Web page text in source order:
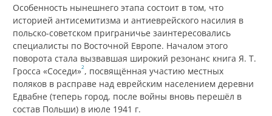
Особенность нынешнего этапа состоит в том, что
историей антисемитизма и антиеврейского насилия в
польско-советском приграничье заинтересовались
специалисты по Восточной Европе. Началом этого
поворота стала вызвавшая широкий резонанс книга Я. Т.
Гросса «Соседи»2 , посвящённая участию местных
поляков в расправе над еврейским населением деревни
Едвабне (теперь город, после войны вновь перешёл в
состав Польши) в июле 1941 г.